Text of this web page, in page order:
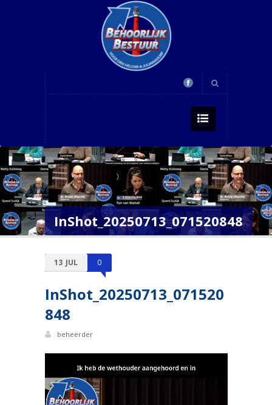
InShot_20250713_071520848
13 JUL 0
InShot_20250713_071520
848
beheerder